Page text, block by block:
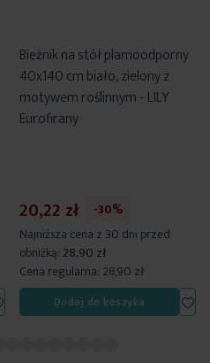
Dodaj do listy życzeń
Bieżnik na stół plamoodporny
40x140 cm biało, zielony z
motywem roślinnym - LILY
Eurofirany
20,22 zł
-30%
Najniższa cena z 30 dni przed
obniżką: 28,90 zł
Cena regularna: 28,90 zł
Dodaj do koszyka